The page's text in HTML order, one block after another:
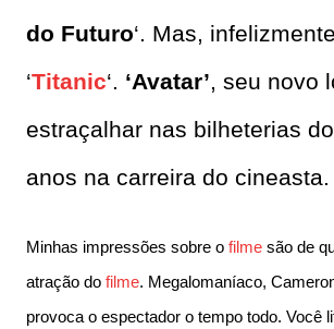
do Futuro‘. Mas,
‘Titanic‘. ‘Avatar’, seu novo
estraçalhar nas bilheterias
anos na carreira do cineasta.
Minhas impressões sobre o filme são de
atração do filme. Megalomaníaco,
provoca o espectador o tempo todo. Você